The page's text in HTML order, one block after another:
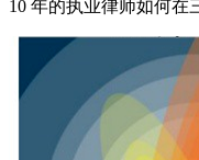
10 年的执业律师如何在